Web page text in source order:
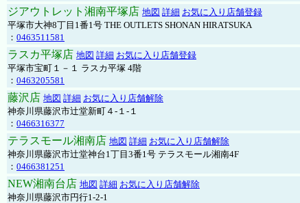
ジアウトレット湘南平塚店 地図 詳細 お気に入り店舗登録
平塚市大神8丁目1番1号 THE OUTLETS SHONAN HIRATSUKA
： 0463511581
ラスカ平塚店 地図 詳細 お気に入り店舗登録
平塚市宝町１－１ ラスカ平塚 4階
： 0463205581
藤沢店 地図 詳細 お気に入り店舗解除
神奈川県藤沢市辻堂新町４-１-１
： 0466316377
テラスモール湘南店 地図 詳細 お気に入り店舗解除
神奈川県藤沢市辻堂神台1丁目3番1号 テラスモール湘南4F
： 0466381251
NEW湘南台店 地図 詳細 お気に入り店舗解除
神奈川県藤沢市円行1-2-1